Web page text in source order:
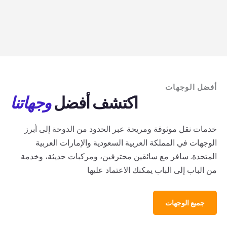
أفضل الوجهات
اكتشف أفضلوجهاتنا
خدمات نقل موثوقة ومريحة عبر الحدود من الدوحة إلى أبرز
الوجهات في المملكة العربية السعودية والإمارات العربية
المتحدة. سافر مع سائقين محترفين، ومركبات حديثة، وخدمة
من الباب إلى الباب يمكنك الاعتماد عليها
جميع الوجهات